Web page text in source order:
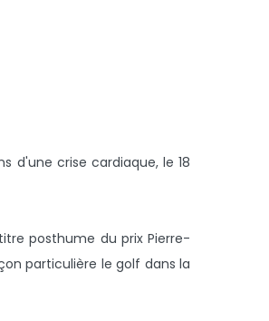
d'une crise cardiaque, le 18
posthume du prix Pierre-
particulière le golf dans la